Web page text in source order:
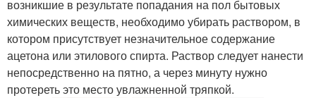
возникшие в результате попадания на пол бытовых
химических веществ, необходимо убирать раствором, в
котором присутствует незначительное содержание
ацетона или этилового спирта. Раствор следует нанести
непосредственно на пятно, а через минуту нужно
протереть это место увлажненной тряпкой.